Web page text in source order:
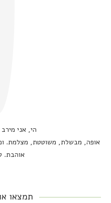
הי, אני
אופה, מבשלת, משוטטת, מצלמת.
אוהבת.
תמצאו